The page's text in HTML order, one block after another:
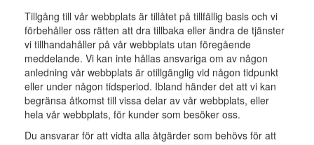
Tillgång till vår webbplats är tillåtet på tillfällig basis och vi
förbehåller oss rätten att dra tillbaka eller ändra de tjänster
vi tillhandahåller på vår webbplats utan föregående
meddelande. Vi kan inte hållas ansvariga om av någon
anledning vår webbplats är otillgänglig vid någon tidpunkt
eller under någon tidsperiod. Ibland händer det att vi kan
begränsa åtkomst till vissa delar av vår webbplats, eller
hela vår webbplats, för kunder som besöker oss.
Du ansvarar för att vidta alla åtgärder som behövs för att